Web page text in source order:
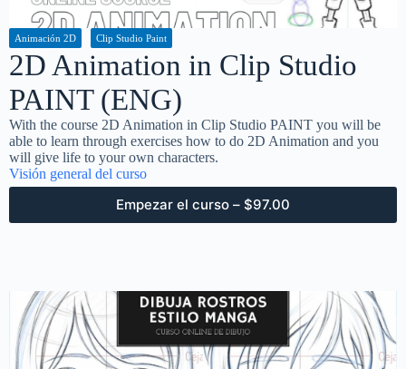
Animación 2D Clip Studio Paint
2D Animation in Clip Studio
PAINT (ENG)
With the course 2D Animation in Clip Studio PAINT you will be
able to learn through exercises how to do 2D Animation and you
will give life to your own characters.
Visión general del curso
Empezar el curso – $97.00